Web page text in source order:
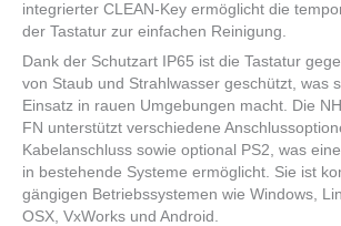
integrierter CLEAN-Key ermöglicht die
der Tastatur zur einfachen Reinigung.
Dank der Schutzart IP65 ist die Tastatur
von Staub und Strahlwasser geschützt, was
Einsatz in rauen Umgebungen macht. Die
FN unterstützt verschiedene
Kabelanschluss sowie optional PS2, was
in bestehende Systeme ermöglicht. Sie ist
gängigen Betriebssystemen wie Windows,
OSX, VxWorks und Android.